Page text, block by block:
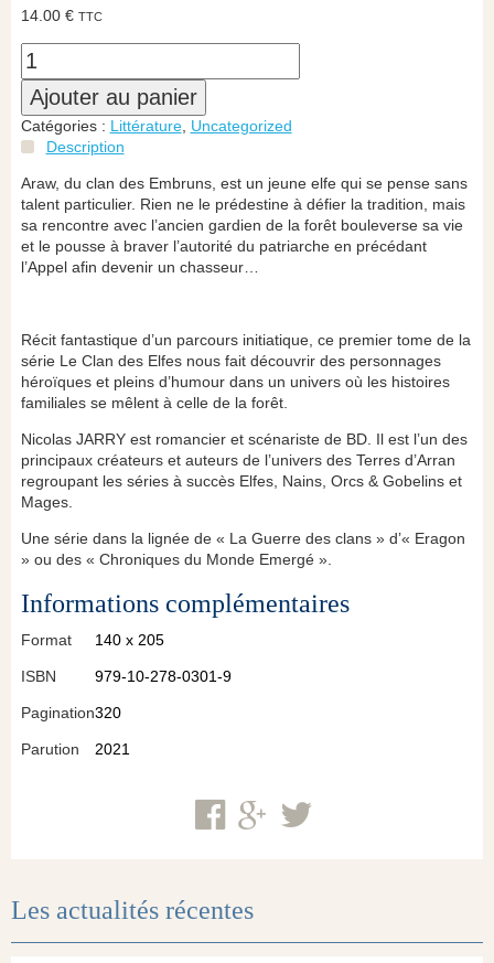
14.00 € TTC
Ajouter au panier
Catégories : Littérature, Uncategorized
Description
Araw, du clan des Embruns, est un jeune elfe qui se pense sans
talent particulier. Rien ne le prédestine à défier la tradition, mais
sa rencontre avec l’ancien gardien de la forêt bouleverse sa vie
et le pousse à braver l’autorité du patriarche en précédant
l’Appel afin devenir un chasseur…
Récit fantastique d’un parcours initiatique, ce premier tome de la
série Le Clan des Elfes nous fait découvrir des personnages
héroïques et pleins d’humour dans un univers où les histoires
familiales se mêlent à celle de la forêt.
Nicolas JARRY est romancier et scénariste de BD. Il est l’un des
principaux créateurs et auteurs de l’univers des Terres d’Arran
regroupant les séries à succès Elfes, Nains, Orcs & Gobelins et
Mages.
Une série dans la lignée de « La Guerre des clans » d’« Eragon
» ou des « Chroniques du Monde Emergé ».
Informations complémentaires
Format 140 x 205
ISBN 979-10-278-0301-9
Pagination320
Parution 2021
Les actualités récentes